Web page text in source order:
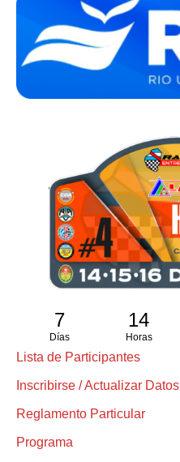
7
Días
14
Horas
Lista de Participantes
Inscribirse / Actualizar Datos
Reglamento Particular
Programa